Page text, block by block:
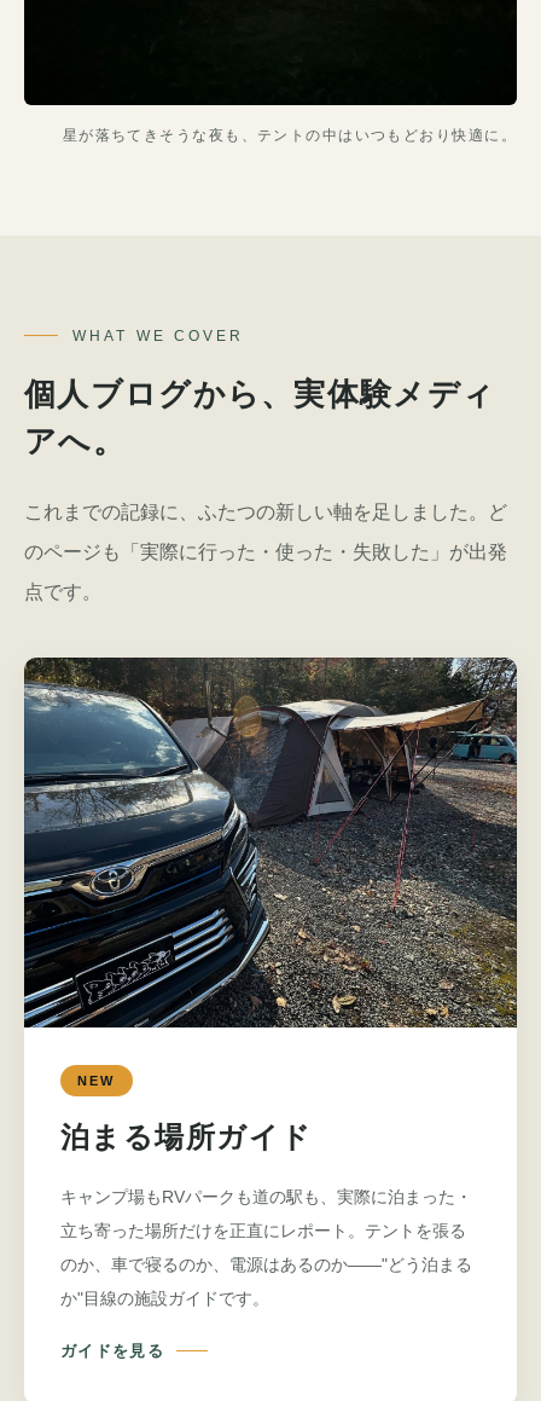
星が落ちてきそうな夜も、テントの中はいつもどおり快適に。
WHAT WE COVER
個人ブログから、実体験メディ
アへ。
これまでの記録に、ふたつの新しい軸を足しました。ど
のページも「実際に行った・使った・失敗した」が出発
点です。
NEW
泊まる場所ガイド
キャンプ場もRVパークも道の駅も、実際に泊まった・
立ち寄った場所だけを正直にレポート。テントを張る
のか、車で寝るのか、電源はあるのか——"どう泊まる
か"目線の施設ガイドです。
ガイドを見る